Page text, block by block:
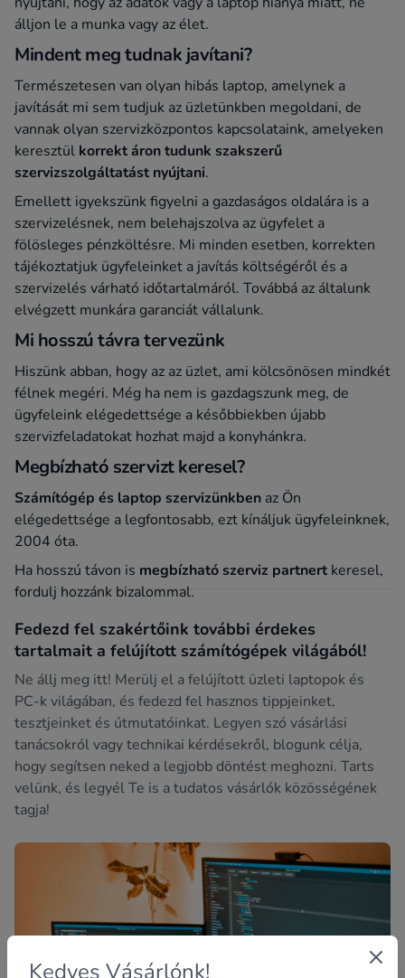
álljon le a munka vagy az élet.
Mindent meg tudnak javítani?
Természetesen van olyan hibás laptop, amelynek a
javítását mi sem tudjuk az üzletünkben megoldani, de
vannak olyan szervizközpontos kapcsolataink, amelyeken
keresztül korrekt áron tudunk szakszerű
szervizszolgáltatást nyújtani.
Emellett igyekszünk figyelni a gazdaságos oldalára is a
szervizelésnek, nem belehajszolva az ügyfelet a
fölösleges pénzköltésre. Mi minden esetben, korrekten
tájékoztatjuk ügyfeleinket a javítás költségéről és a
szervizelés várható időtartalmáról. Továbbá az általunk
elvégzett munkára garanciát vállalunk.
Mi hosszú távra tervezünk
Hiszünk abban, hogy az az üzlet, ami kölcsönösen mindkét
félnek megéri. Még ha nem is gazdagszunk meg, de
ügyfeleink elégedettsége a későbbiekben újabb
szervizfeladatokat hozhat majd a konyhánkra.
Megbízható szervizt keresel?
Számítógép és laptop szervizünkben az Ön
elégedettsége a legfontosabb, ezt kínáljuk ügyfeleinknek,
2004 óta.
Ha hosszú távon is megbízható szerviz partnert keresel,
fordulj hozzánk bizalommal.
Fedezd fel szakértőink további érdekes
tartalmait a felújított számítógépek világából!
Ne állj meg itt! Merülj el a felújított üzleti laptopok és
PC-k világában, és fedezd fel hasznos tippjeinket,
tesztjeinket és útmutatóinkat. Legyen szó vásárlási
tanácsokról vagy technikai kérdésekről, blogunk célja,
hogy segítsen neked a legjobb döntést meghozni. Tarts
velünk, és legyél Te is a tudatos vásárlók közösségének
tagja!
Kedves Vásárlónk!